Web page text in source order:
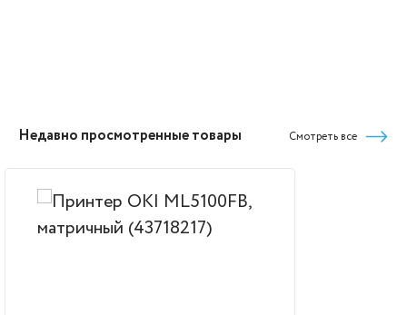
Недавно просмотренные товары Смотреть все